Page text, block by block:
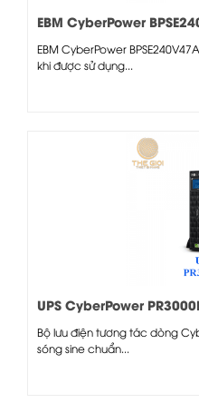
EBM CyberPower
EBM CyberPower
khi được sử dụng...
UPS CyberPower
Bộ lưu điện tương tác dòng
sóng sine chuẩn...